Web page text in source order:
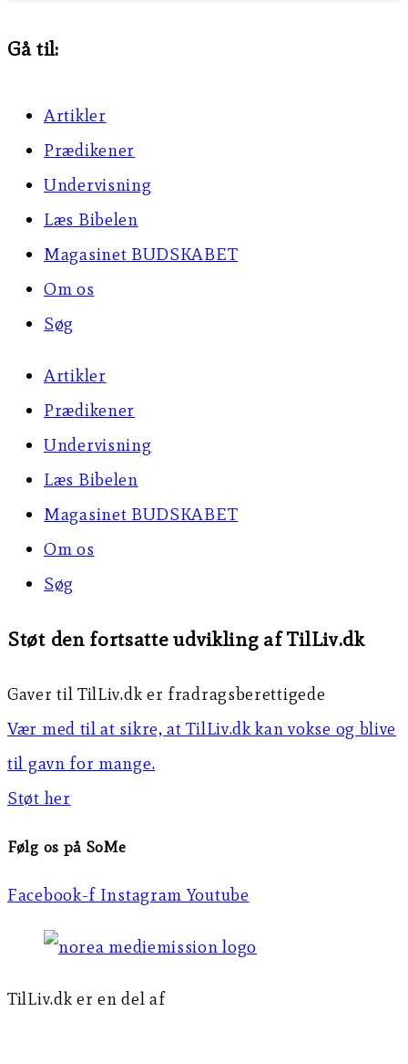
Gå til:
Artikler
Prædikener
Undervisning
Læs Bibelen
Magasinet BUDSKABET
Om os
Søg
Artikler
Prædikener
Undervisning
Læs Bibelen
Magasinet BUDSKABET
Om os
Søg
Støt den fortsatte udvikling af TilLiv.dk
Gaver til TilLiv.dk er fradragsberettigede
Vær med til at sikre, at TilLiv.dk kan vokse og blive
til gavn for mange.
Støt her
Følg os på SoMe
Facebook-f Instagram Youtube
TilLiv.dk er en del af